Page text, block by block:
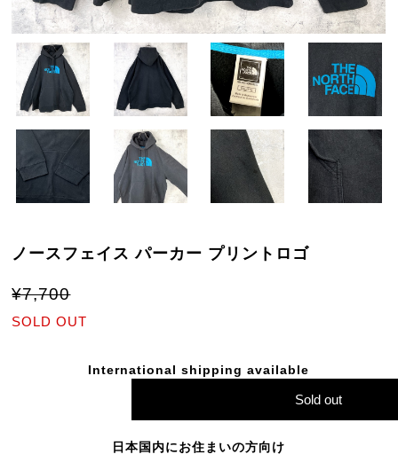
ノースフェイス パーカー プリントロゴ
¥7,700
SOLD OUT
International shipping available
Sold out
日本国内にお住まいの方向け